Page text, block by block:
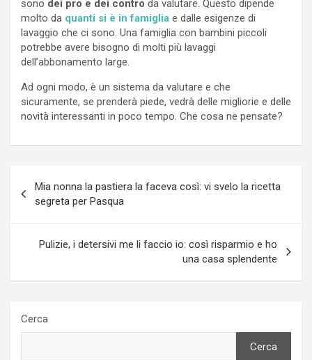
sono dei pro e dei contro da valutare. Questo dipende
molto da quanti si è in famiglia e dalle esigenze di
lavaggio che ci sono. Una famiglia con bambini piccoli
potrebbe avere bisogno di molti più lavaggi
dell’abbonamento large.
Ad ogni modo, è un sistema da valutare e che
sicuramente, se prenderà piede, vedrà delle migliorie e delle
novità interessanti in poco tempo. Che cosa ne pensate?
articoli
Mia nonna la pastiera la faceva così: vi svelo la ricetta
segreta per Pasqua
Pulizie, i detersivi me li faccio io: così risparmio e ho
una casa splendente
Cerca
Cerca